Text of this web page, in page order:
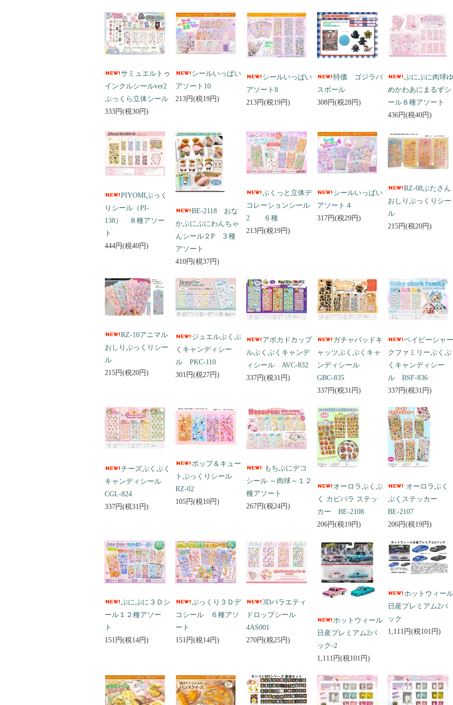
サミュエルトゥ
インクルシールver2
ぷっくら立体シール
333円(税30円)
シールいっぱい
アソート10
213円(税19円)
シールいっぱい
アソート8
213円(税19円)
特価 ゴジラバ
スボール
308円(税28円)
ぷにぷに肉球ゆ
めかわあにまるずシ
ール８種アソート
436円(税40円)
PIYOMIぷっく
りシール（PI-
138） ８種アソー
ト
444円(税40円)
BE-2118 おな
かぷにぷにわんちゃ
んシール２P ３種
アソート
410円(税37円)
ぷくっと立体デ
コレーションシール
2 ６種
213円(税19円)
シールいっぱい
アソート４
317円(税29円)
RZ-08ぶたさん
おしりぷっくりシー
ル
215円(税20円)
RZ-10アニマル
おしりぷっくりシー
ル
215円(税20円)
ジュエルぷくぷ
くキャンディシー
ル PKC-110
301円(税27円)
アボカドカップ
ルぷくぷくキャンデ
ィシール AVC-832
337円(税31円)
ガチャバッドキ
ャッツぷくぷくキャ
ンディシール
GBC-835
337円(税31円)
ベイビーシャー
クファミリーぷくぷ
くキャンディシー
ル BSF-836
337円(税31円)
チーズぷくぷく
キャンディシール
CGL-824
337円(税31円)
ポップ＆キュー
トぷっくりシール
RZ-02
105円(税10円)
もちぷにデコ
シール ～肉球～１２
種アソート
267円(税24円)
オーロラぷくぷ
く カピバラ ステッ
カー BE-2108
206円(税19円)
オーロラぷく
ぷくステッカー
BE-2107
206円(税19円)
ぷにぷに３Ｄシ
ール１２種アソー
ト
151円(税14円)
ぷっくり３Ｄデ
コシール ６種アソ
ート
151円(税14円)
3Dバラエティ
ドロップシール
4AS001
270円(税25円)
ホットウィール
日産プレミアム2パ
ック-2
1,111円(税101円)
ホットウィール
日産プレミアム2パ
ック
1,111円(税101円)